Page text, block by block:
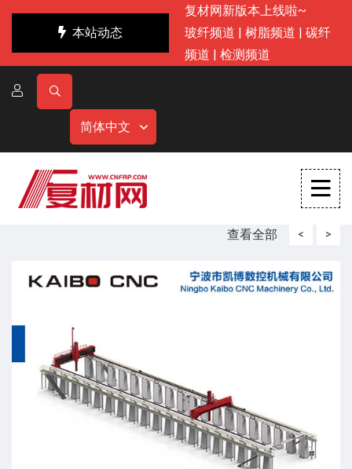
本站动态
复材网新版本上线啦~
玻纤频道 | 树脂频道 | 碳纤
频道 | 检测频道
简体中文
查看全部 < >